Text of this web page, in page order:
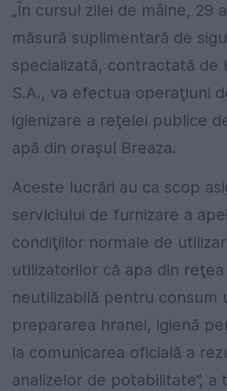
„În cursul zilei de mâine, 29
măsură suplimentară de
specializată, contractată de
S.A., va efectua operaţiuni
igienizare a reţelei publice
apă din oraşul Breaza.
Aceste lucrări au ca scop
serviciului de furnizare a
condiţiilor normale de
utilizatorilor că apa din
neutilizabilă pentru consum
prepararea hranei, igienă
la comunicarea oficială a
analizelor de potabilitate”, a